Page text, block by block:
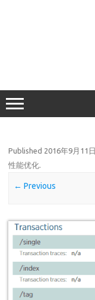
Published 2016年9月11日
性能优化.
← Previous